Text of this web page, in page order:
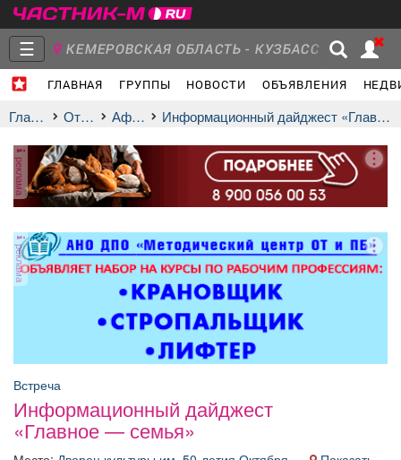
☰ КЕМЕРОВСКАЯ ОБЛАСТЬ - КУЗБАСС
ГЛАВНАЯ ГРУППЫ НОВОСТИ ОБЪЯВЛЕНИЯ
Объявления Недвижимость Услуги
Афиша Обучение
Главная Отдых афиша Информационный дайджест «Главное — семья»
реклама
реклама
Встреча
Информационный дайджест
«Главное — семья»